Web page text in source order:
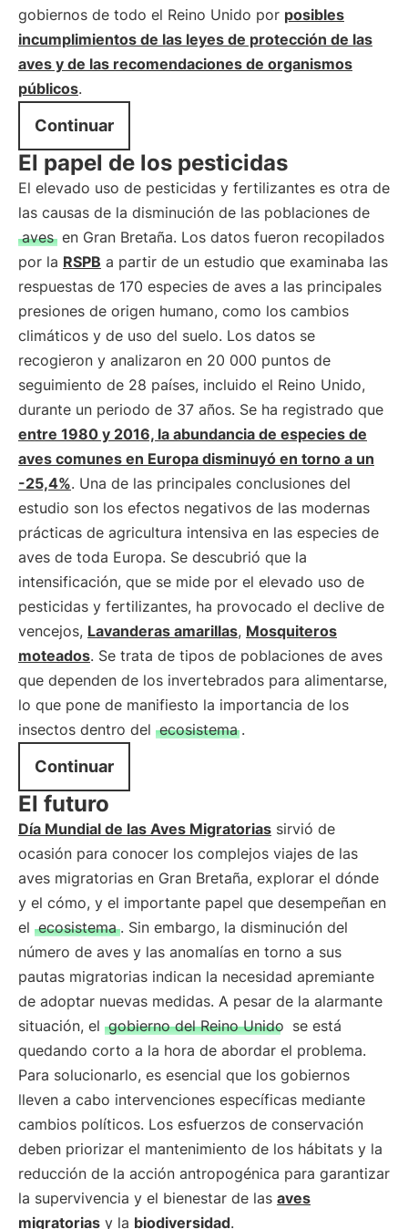
gobiernos de todo el Reino Unido por posibles
incumplimientos de las leyes de protección de las
aves y de las recomendaciones de organismos
públicos.
Continuar
El papel de los pesticidas
El elevado uso de pesticidas y fertilizantes es otra de
las causas de la disminución de las poblaciones de
aves en Gran Bretaña. Los datos fueron recopilados
por la RSPB a partir de un estudio que examinaba las
respuestas de 170 especies de aves a las principales
presiones de origen humano, como los cambios
climáticos y de uso del suelo. Los datos se
recogieron y analizaron en 20 000 puntos de
seguimiento de 28 países, incluido el Reino Unido,
durante un periodo de 37 años. Se ha registrado que
entre 1980 y 2016, la abundancia de especies de
aves comunes en Europa disminuyó en torno a un
-25,4%. Una de las principales conclusiones del
estudio son los efectos negativos de las modernas
prácticas de agricultura intensiva en las especies de
aves de toda Europa. Se descubrió que la
intensificación, que se mide por el elevado uso de
pesticidas y fertilizantes, ha provocado el declive de
vencejos, Lavanderas amarillas, Mosquiteros
moteados. Se trata de tipos de poblaciones de aves
que dependen de los invertebrados para alimentarse,
lo que pone de manifiesto la importancia de los
insectos dentro del ecosistema .
Continuar
El futuro
Día Mundial de las Aves Migratorias sirvió de
ocasión para conocer los complejos viajes de las
aves migratorias en Gran Bretaña, explorar el dónde
y el cómo, y el importante papel que desempeñan en
el ecosistema . Sin embargo, la disminución del
número de aves y las anomalías en torno a sus
pautas migratorias indican la necesidad apremiante
de adoptar nuevas medidas. A pesar de la alarmante
situación, el gobierno del Reino Unido se está
quedando corto a la hora de abordar el problema.
Para solucionarlo, es esencial que los gobiernos
lleven a cabo intervenciones específicas mediante
cambios políticos. Los esfuerzos de conservación
deben priorizar el mantenimiento de los hábitats y la
reducción de la acción antropogénica para garantizar
la supervivencia y el bienestar de las aves
migratorias y la biodiversidad.